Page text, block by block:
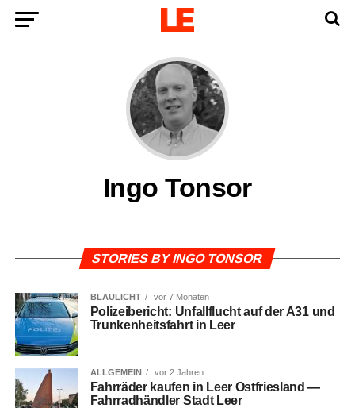
Ingo Tonsor
STORIES BY INGO TONSOR
BLAULICHT vor 7 Monaten
Poli­zei­be­richt: Unfall­flucht auf der A31 und
Trun­ken­heits­fahrt in Leer
ALLGEMEIN vor 2 Jahren
Fahr­rä­der kau­fen in Leer Ost­fries­land —
Fahr­rad­händ­ler Stadt Leer